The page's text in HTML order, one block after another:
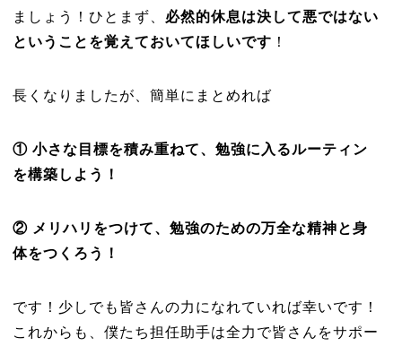
ましょう！ひとまず、 必然的休息は決して悪ではない
ということを覚えておいてほしいです ！
長くなりましたが、簡単にまとめれば
① 小さな目標を積み重ねて、勉強に入るルーティン
を構築しよう！
② メリハリをつけて、勉強のための万全な精神と身
体をつくろう！
です！少しでも皆さんの力になれていれば幸いです！
これからも、僕たち担任助手は全力で皆さんをサポー